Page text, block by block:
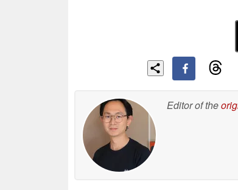
Editor of the